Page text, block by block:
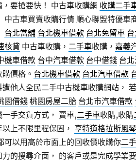
要搶要快！ 中古車收購網 收購二手
中古車買賣收購行情 順心聯盟特優
台北當舖 台北機車借款 台北免留車
核貸 中古車收購， 二手車收購， 嘉義
機車借款 台中汽車借款 台中借錢 台
價格。 台北機車借款 台北汽車借款
他人全民二手中古機車收購網站，
園借錢 桃園房屋二胎 台北市汽車借款
一手交貨方式， 賣車,二手車收購,收購
上不限里程保固， 亨特道格拉斯風
可以用高於市面上的回收價收購你二
的搜尋介面， 的客戶或是完成學業